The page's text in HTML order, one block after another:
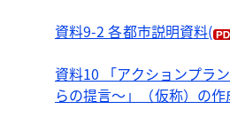
資料9-2 各都市説明資料(
資料10 「アクションプラ
らの提言～」（仮称）の